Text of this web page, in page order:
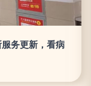
务更新，看病